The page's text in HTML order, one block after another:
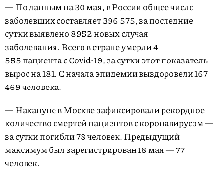
— По данным на 30 мая, в России общее число
заболевших составляет 396 575, за последние
сутки выявлено 8952 новых случая
заболевания. Всего в стране умерли 4
555 пациента с Covid-19, за сутки этот показатель
вырос на 181. С начала эпидемии выздоровели 167
469 человека.
— Накануне в Москве зафиксировали рекордное
количество смертей пациентов с коронавирусом —
за сутки погибли 78 человек. Предыдущий
максимум был зарегистрирован 18 мая — 77
человек.